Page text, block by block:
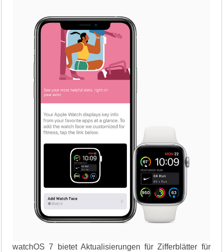
watchOS 7 bietet Aktualisierungen für Zifferblätter für